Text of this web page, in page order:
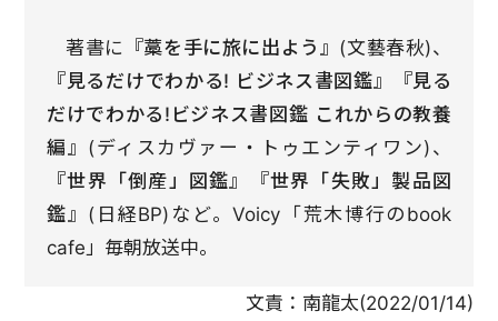
著書に 『藁を手に旅に出よう』 (文藝春秋)、
『見るだけでわかる! ビジネス書図鑑』『見る
だけでわかる!ビジネス書図鑑 これからの教養
編』 (ディスカヴァー・トゥエンティワン)、
『世界「倒産」図鑑』『世界「失敗」製品図
鑑』 (日経BP)など。Voicy「荒木博行のbook
cafe」毎朝放送中。
文責： 南龍太(2022/01/14)